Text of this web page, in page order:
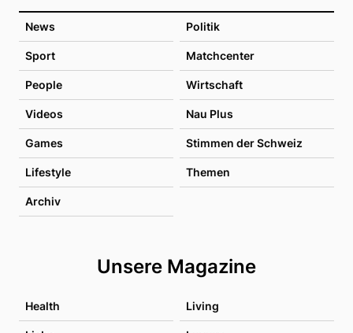
News Politik
Sport Matchcenter
People Wirtschaft
Videos Nau Plus
Games Stimmen der Schweiz
Lifestyle Themen
Archiv
Unsere Magazine
Health Living